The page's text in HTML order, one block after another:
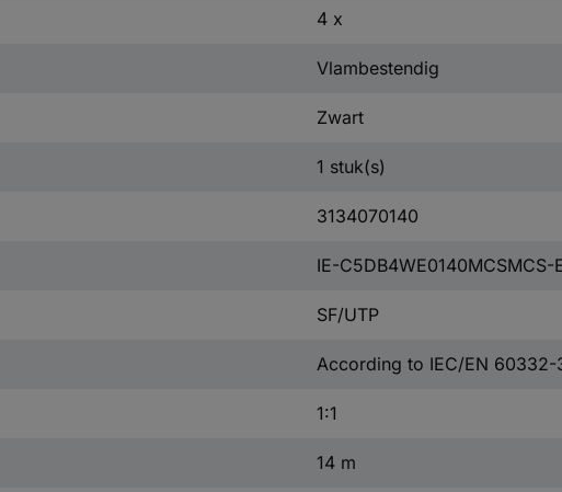
4 x
Vlambestendig
Zwart
1 stuk(s)
3134070140
IE-C5DB4WE0140MCSMCS-
SF/UTP
According to IEC/EN 60332-
1:1
14 m